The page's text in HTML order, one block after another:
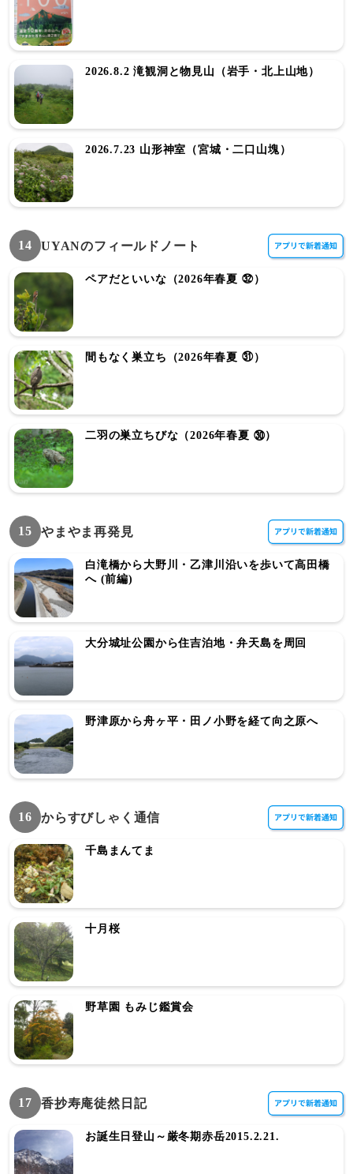
2026.8.2 滝観洞と物見山（岩手・北上山地）
2026.7.23 山形神室（宮城・二口山塊）
14 UYANのフィールドノート
ペアだといいな（2026年春夏 ㉜）
間もなく巣立ち（2026年春夏 ㉛）
二羽の巣立ちびな（2026年春夏 ㉚）
15 やまやま再発見
白滝橋から大野川・乙津川沿いを歩いて高田橋
へ (前編)
大分城址公園から住吉泊地・弁天島を周回
野津原から舟ヶ平・田ノ小野を経て向之原へ
16 からすびしゃく通信
千島まんてま
十月桜
野草園 もみじ鑑賞会
17 香抄寿庵徒然日記
お誕生日登山～厳冬期赤岳2015.2.21.